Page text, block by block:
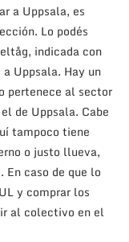
a Uppsala, es
Lo podés
indicada con
Uppsala. Hay un
pertenece al sector
de Uppsala. Cabe
tampoco tiene
o justo llueva,
caso de que lo
y comprar los
al colectivo en el